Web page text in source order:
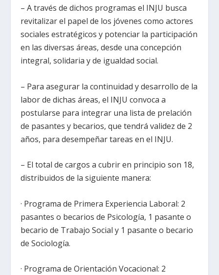
– A través de dichos programas el INJU busca
revitalizar el papel de los jóvenes como actores
sociales estratégicos y potenciar la participación
en las diversas áreas, desde una concepción
integral, solidaria y de igualdad social.
– Para asegurar la continuidad y desarrollo de la
labor de dichas áreas, el INJU convoca a
postularse para integrar una lista de prelación
de pasantes y becarios, que tendrá validez de 2
años, para desempeñar tareas en el INJU.
– El total de cargos a cubrir en principio son 18,
distribuidos de la siguiente manera:
· Programa de Primera Experiencia Laboral: 2
pasantes o becarios de Psicología, 1 pasante o
becario de Trabajo Social y 1 pasante o becario
de Sociología.
· Programa de Orientación Vocacional: 2